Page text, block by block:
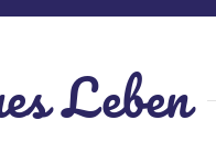
Leben